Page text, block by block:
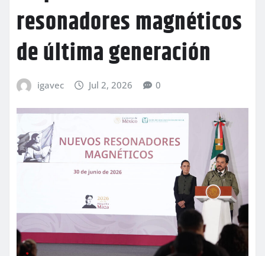
resonadores magnéticos
de última generación
igavec Jul 2, 2026 0